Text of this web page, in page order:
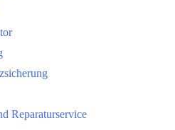
Reparaturservice